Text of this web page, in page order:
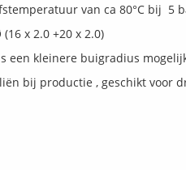
van ca 80°C bij 5
x 2.0 +20 x 2.0)
een kleinere buigradius
bij productie , geschikt voor